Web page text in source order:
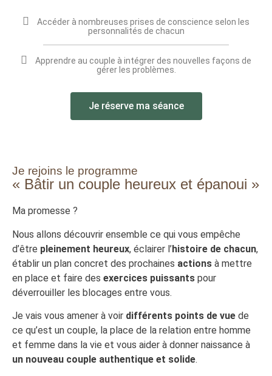
Accéder à nombreuses prises de conscience selon les
personnalités de chacun
Apprendre au couple à intégrer des nouvelles façons de
gérer les problèmes.
Je réserve ma séance
Je rejoins le programme
« Bâtir un couple heureux et épanoui »
Ma promesse ?
Nous allons découvrir ensemble ce qui vous empêche
d’être pleinement heureux, éclairer l’histoire de chacun,
établir un plan concret des prochaines actions à mettre
en place et faire des exercices puissants pour
déverrouiller les blocages entre vous.
Je vais vous amener à voir différents points de vue de
ce qu’est un couple, la place de la relation entre homme
et femme dans la vie et vous aider à donner naissance à
un nouveau couple authentique et solide.